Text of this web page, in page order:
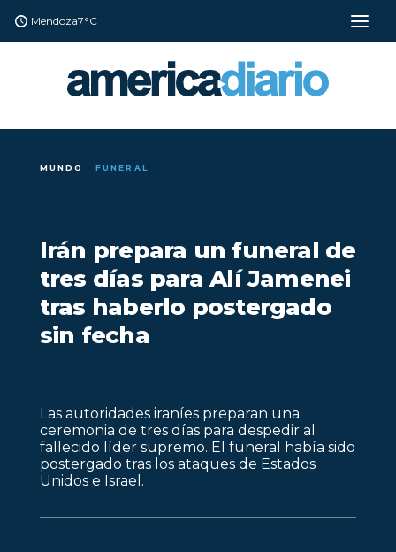
Mendoza7°C
MUNDO FUNERAL
Irán prepara un funeral de
tres días para Alí Jamenei
tras haberlo postergado
sin fecha
Las autoridades iraníes preparan una
ceremonia de tres días para despedir al
fallecido líder supremo. El funeral había sido
postergado tras los ataques de Estados
Unidos e Israel.